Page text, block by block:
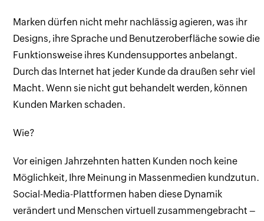
Marken dürfen nicht mehr nachlässig agieren, was ihr
Designs, ihre Sprache und Benutzeroberfläche sowie die
Funktionsweise ihres Kundensupportes anbelangt.
Durch das Internet hat jeder Kunde da draußen sehr viel
Macht. Wenn sie nicht gut behandelt werden, können
Kunden Marken schaden.
Wie?
Vor einigen Jahrzehnten hatten Kunden noch keine
Möglichkeit, Ihre Meinung in Massenmedien kundzutun.
Social-Media-Plattformen haben diese Dynamik
verändert und Menschen virtuell zusammengebracht –